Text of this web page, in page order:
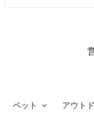
ペット アウト